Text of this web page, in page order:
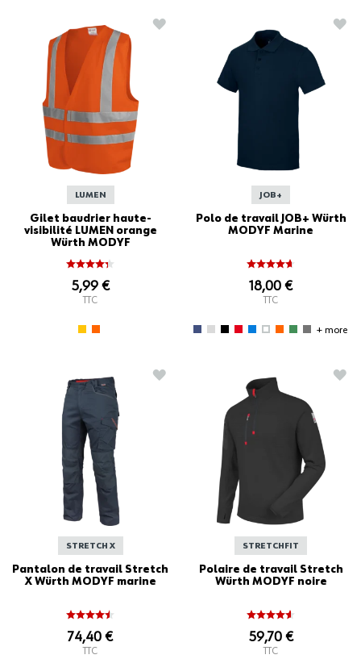
LUMEN
Gilet baudrier haute-
visibilité LUMEN orange
Würth MODYF
5,99 €
TTC
AJOUTER À LA LISTE D'ACHATS
JOB+
Polo de travail JOB+ Würth
MODYF Marine
18,00 €
TTC
+ more
STRETCH X
Pantalon de travail Stretch
X Würth MODYF marine
74,40 €
TTC
AJOUTER À LA LISTE D'ACHATS
STRETCHFIT
Polaire de travail Stretch
Würth MODYF noire
59,70 €
TTC